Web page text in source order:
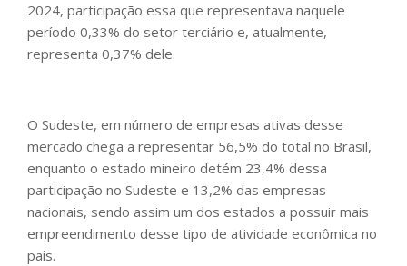
2024, participação essa que representava naquele
período 0,33% do setor terciário e, atualmente,
representa 0,37% dele.
O Sudeste, em número de empresas ativas desse
mercado chega a representar 56,5% do total no Brasil,
enquanto o estado mineiro detém 23,4% dessa
participação no Sudeste e 13,2% das empresas
nacionais, sendo assim um dos estados a possuir mais
empreendimento desse tipo de atividade econômica no
país.